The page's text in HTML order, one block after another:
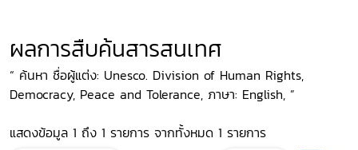
ผลการสืบค้นสารสนเทศ
“ ค้นหา ชื่อผู้แต่ง: Unesco. Division of Human Rights,
Democracy, Peace and Tolerance, ภาษา: English, ”
แสดงข้อมูล 1 ถึง 1 รายการ จากทั้งหมด 1 รายการ